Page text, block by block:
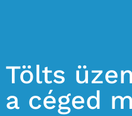
Tölts
a céged